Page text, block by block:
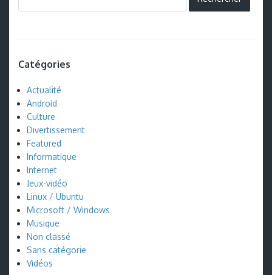
Catégories
Actualité
Android
Culture
Divertissement
Featured
Informatique
Internet
Jeux-vidéo
Linux / Ubuntu
Microsoft / Windows
Musique
Non classé
Sans catégorie
Vidéos